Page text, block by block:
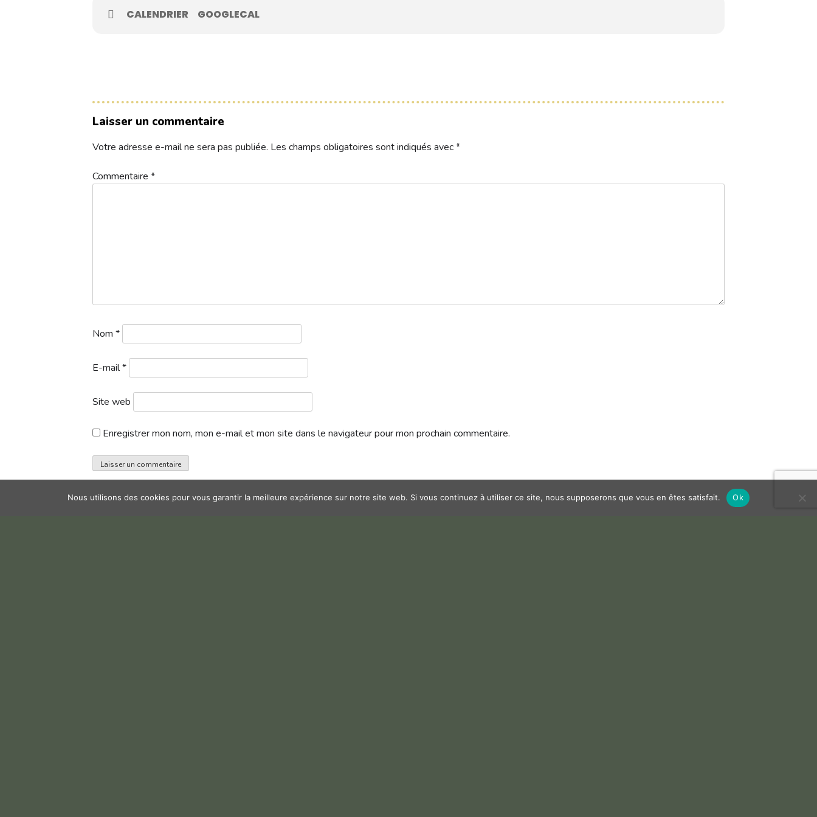
CALENDRIER GOOGLECAL
Laisser un commentaire
Votre adresse e-mail ne sera pas publiée. Les champs obligatoires sont indiqués avec*
Commentaire *
Nom *
E-mail*
Site web
Enregistrer mon nom, mon e-mail et mon site dans le navigateur pour mon prochain commentaire.
Nous utilisons des cookies pour vous garantir la meilleure expérience sur notre site web. Si vous continuez à utiliser ce site, nous supposerons que vous en êtes satisfait. Ok
Compétitions à venir
Résultats de compétitions & actualités
Séminaire & restauration